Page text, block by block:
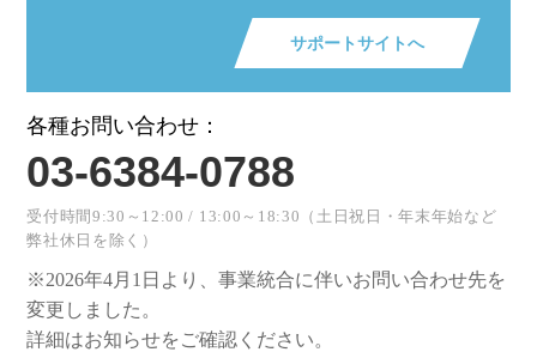
サポートサイトへ
各種お問い合わせ：
03-6384-0788
受付時間9:30～12:00 / 13:00～18:30（土日祝日・年末年始など
弊社休日を除く）
※2026年4月1日より、事業統合に伴いお問い合わせ先を
変更しました。
詳細はお知らせをご確認ください。